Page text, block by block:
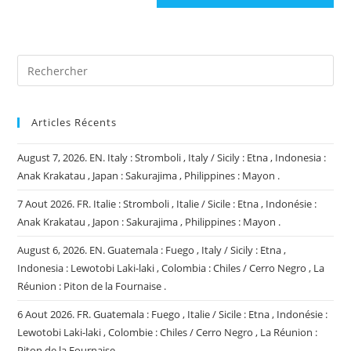
Articles Récents
August 7, 2026. EN. Italy : Stromboli , Italy / Sicily : Etna , Indonesia :
Anak Krakatau , Japan : Sakurajima , Philippines : Mayon .
7 Aout 2026. FR. Italie : Stromboli , Italie / Sicile : Etna , Indonésie :
Anak Krakatau , Japon : Sakurajima , Philippines : Mayon .
August 6, 2026. EN. Guatemala : Fuego , Italy / Sicily : Etna ,
Indonesia : Lewotobi Laki-laki , Colombia : Chiles / Cerro Negro , La
Réunion : Piton de la Fournaise .
6 Aout 2026. FR. Guatemala : Fuego , Italie / Sicile : Etna , Indonésie :
Lewotobi Laki-laki , Colombie : Chiles / Cerro Negro , La Réunion :